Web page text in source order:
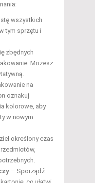
wszystkich
tym sprzętu i
zbędnych
Możesz
na
oznakuj
kolorowe, aby
w nowym
określony czas
– Sporządź